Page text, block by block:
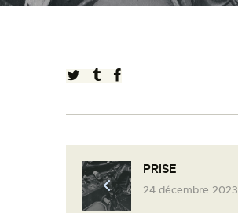
FW190
LES CARRIÈRES DE
L’ATELIER DE L’AIR
LA SNCAC
PRISE
24 décembre 2023